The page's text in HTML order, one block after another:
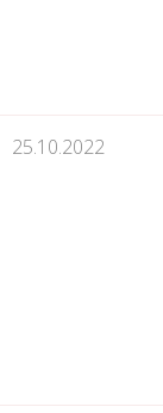
25.10.2022